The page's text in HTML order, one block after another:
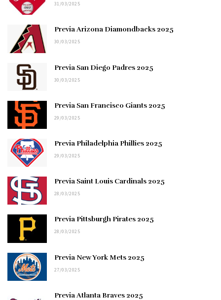
31/03/2025
Previa Arizona Diamondbacks 2025
30/03/2025
Previa San Diego Padres 2025
30/03/2025
Previa San Francisco Giants 2025
29/03/2025
Previa Philadelphia Phillies 2025
29/03/2025
Previa Saint Louis Cardinals 2025
28/03/2025
Previa Pittsburgh Pirates 2025
28/03/2025
Previa New York Mets 2025
27/03/2025
Previa Atlanta Braves 2025